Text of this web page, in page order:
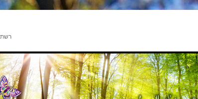
רשת